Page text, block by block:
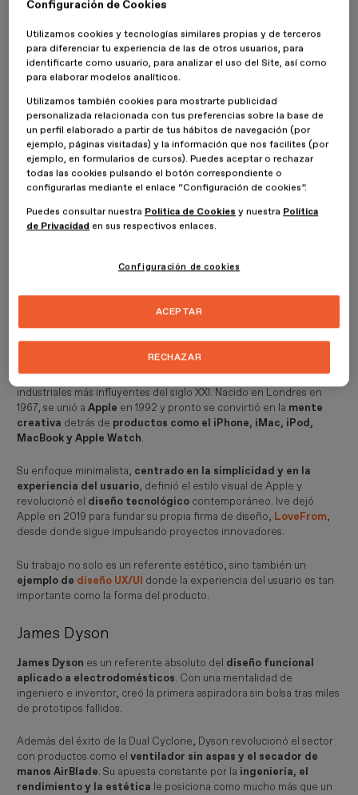
diseñador de producto, sino que te presentamos a
sus creacione s.
¿Quieres formar parte delfuturo del diseño
¿Por qué estos diseñadores
marcaron un antes y un después?
enfoques únicos, dominarontecnologías emergentes,
anticiparontendenciasy definieronestándares
empresarial, como analizamos en el artículo sobre eldiseño de
producto y estrategia de producto en Apple
Jonathan Ive
Conocido como "Jony",Jonathan Ivees uno de los diseñadores
industriales más influyentes del siglo XXI. Nacido en Londres en
1967, se unió aApple en 1992 y pronto se convirtió en la mente
creativa detrás de productos como el iPhone, iMac, iPod,
MacBook y Apple Watch.
Su enfoque minimalista, centrado en la simplicidad y en la
experiencia del usuario, definió el estilo visual de Apple y
revolucionó el diseño tecnológico contemporáneo. Ive dejó
Apple en 2019 para fundar su propia firma de diseño, LoveFrom,
desde donde sigue impulsando proyectos innovadores.
Su trabajo no solo es un referente estético, sino también un
ejemplo de diseño UX/UI donde la experiencia del usuario es tan
importante como la forma del producto.
James Dyson
James Dyson es un referente absoluto del diseño funcional
aplicado a electrodomésticos. Con una mentalidad de
ingeniero e inventor, creó la primera aspiradora sin bolsa tras miles
de prototipos fallidos.
Además del éxito de la Dual Cyclone, Dyson revolucionó el sector
con productos como elventilador sin aspas y el secador de
manos AirBlade. Su apuesta constante por la ingeniería, el
rendimiento y la estética le posiciona como mucho más que un
Configuración de Cookies
Utilizamos cookies y tecnologías similares propias y de terceros
para diferenciar tu experiencia de las de otros usuarios, para
identificarte como usuario, para analizar el uso del Site, así como
para elaborar modelos analíticos.
Utilizamos también cookies para mostrarte publicidad
personalizada relacionada con tus preferencias sobre la base de
un perfil elaborado a partir de tus hábitos de navegación (por
ejemplo, páginas visitadas) y la información que nos facilites (por
ejemplo, en formularios de cursos). Puedes aceptar o rechazar
todas las cookies pulsando el botón correspondiente o
configurarlas mediante el enlace “Configuración de cookies”.
Puedes consultar nuestra Política de Cookies y nuestra Política
de Privacidad en sus respectivos enlaces.
Configuración de cookies
RECHAZAR
ACEPTAR